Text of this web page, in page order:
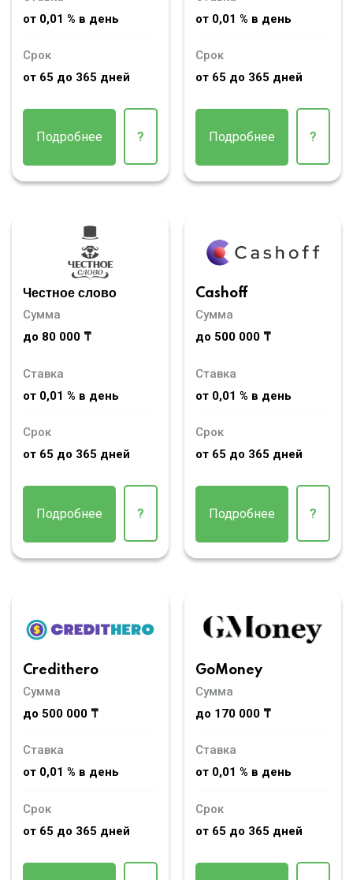
от 0,01 % в день
Срок
от 65 до 365 дней
Подробнее ?
от 0,01 % в день
Срок
от 65 до 365 дней
Подробнее ?
Честное слово
Сумма
до 80 000 ₸
Ставка
от 0,01 % в день
Срок
от 65 до 365 дней
Подробнее ?
Cashoff
Сумма
до 500 000 ₸
Ставка
от 0,01 % в день
Срок
от 65 до 365 дней
Подробнее ?
Credithero
Сумма
до 500 000 ₸
Ставка
от 0,01 % в день
Срок
от 65 до 365 дней
GoMoney
Сумма
до 170 000 ₸
Ставка
от 0,01 % в день
Срок
от 65 до 365 дней